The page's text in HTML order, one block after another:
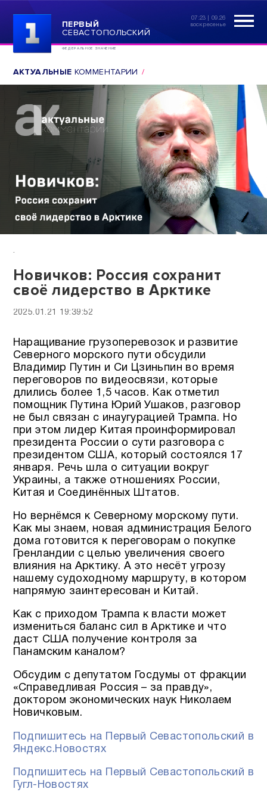
ПЕРВЫЙ
СЕВАСТОПОЛЬСКИЙ
ФЕДЕРАЛЬНОЕ ЗНАЧЕНИЕ
07:23 | 09.26
воскресенье
АКТУАЛЬНЫЕ КОММЕНТАРИИ
.
Новичков: Россия сохранит
своё лидерство в Арктике
2025.01.21 19:39:52
Наращивание грузоперевозок и развитие
Северного морского пути обсудили
Владимир Путин и Си Цзиньпин во время
переговоров по видеосвязи, которые
длились более 1,5 часов. Как отметил
помощник Путина Юрий Ушаков, разговор
не был связан с инаугурацией Трампа. Но
при этом лидер Китая проинформировал
президента России о сути разговора с
президентом США, который состоялся 17
января. Речь шла о ситуации вокруг
Украины, а также отношениях России,
Китая и Соединённых Штатов.
Но вернёмся к Северному морскому пути.
Как мы знаем, новая администрация Белого
дома готовится к переговорам о покупке
Гренландии с целью увеличения своего
влияния на Арктику. А это несёт угрозу
нашему судоходному маршруту, в котором
напрямую заинтересован и Китай.
Как с приходом Трампа к власти может
измениться баланс сил в Арктике и что
даст США получение контроля за
Панамским каналом?
Обсудим с депутатом Госдумы от фракции
«Справедливая Россия – за правду»,
доктором экономических наук Николаем
Новичковым.
Подпишитесь на Первый Севастопольский в
Яндекс.Новостях
Подпишитесь на Первый Севастопольский в
Гугл-Новостях